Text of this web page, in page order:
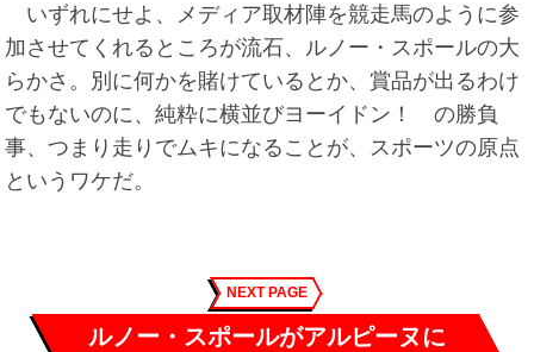
いずれにせよ、メディア取材陣を競走馬のように参
加させてくれるところが流石、ルノー・スポールの大
らかさ。別に何かを賭けているとか、賞品が出るわけ
でもないのに、純粋に横並びヨーイドン！ の勝負
事、つまり走りでムキになることが、スポーツの原点
というワケだ。
NEXT PAGE
ルノー・スポールがアルピーヌに